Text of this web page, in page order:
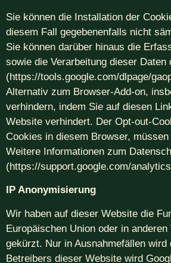
Sie können die Installation der
diesem Fall gegebenenfalls nicht
Sie können darüber hinaus die
sowie die Verarbeitung dieser
(https://tools.google.com/dlpage/
Alternativ zum Browser-Add-on,
verhindern, indem Sie auf diesen
Website verhindert. Der Opt-out-
Cookies in diesem Browser,
Weitere Informationen zum
(https://support.google.com/
IP Anonymisierung
Wir haben auf dieser Website die
Europäischen Union oder in
gekürzt. Nur in Ausnahmefällen
Betreibers dieser Website wird